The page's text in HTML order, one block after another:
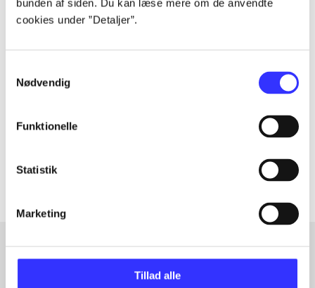
bunden af siden. Du kan læse mere om de anvendte
cookies under ”Detaljer”.
Nødvendig
Funktionelle
Statistik
Marketing
Tillad alle
Artikler med samme emner